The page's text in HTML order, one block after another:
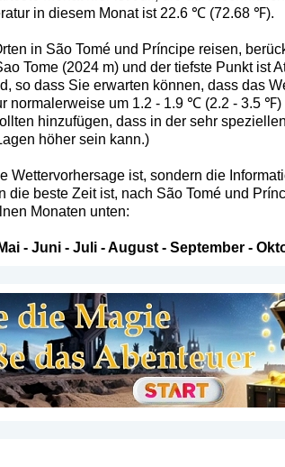
in diesem Monat ist 22.6 ℃ (72.68 ℉).
in São Tomé und Príncipe reisen,
Tome (2024 m) und der tiefste Punkt ist
so dass Sie erwarten können, dass das
normalerweise um 1.2 - 1.9 ℃ (2.2 - 3.5
hinzufügen, dass in der sehr
höher sein kann.)
Wettervorhersage ist, sondern die
die beste Zeit ist, nach São Tomé und
Monaten unten:
Mai- Juni- Juli-August- September-